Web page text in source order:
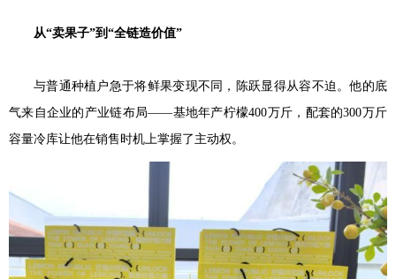
从“卖果子”到“全链造价值”
与普通种植户急于将鲜果变现不同，陈跃显得从容不迫。他的底
气来自企业的产业链布局——基地年产柠檬400万斤，配套的300万斤
容量冷库让他在销售时机上掌握了主动权。